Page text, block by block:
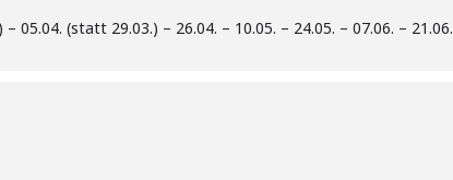
05.04. (statt 29.03.) – 26.04. – 10.05. – 24.05. – 07.06. – 21.06.